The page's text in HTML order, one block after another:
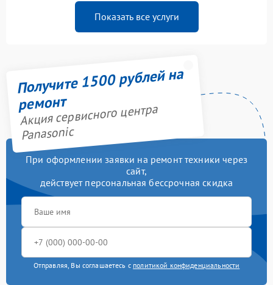
Показать все услуги
Получите 1500 рублей на
ремонт
Акция сервисного центра
Panasonic
При оформлении заявки на ремонт техники через
сайт,
действует персональная бессрочная скидка
Отправляя, Вы соглашаетесь с политикой конфиденциальности